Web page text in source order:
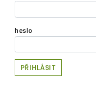
heslo
PŘIHLÁSIT